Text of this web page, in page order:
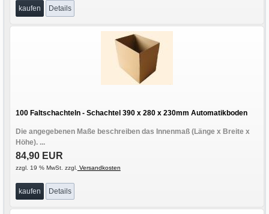
kaufen Details
100 Faltschachteln - Schachtel 390 x 280 x 230mm Automatikboden
Die angegebenen Maße beschreiben das Innenmaß (Länge x Breite x
Höhe). ...
84,90 EUR
zzgl. 19 % MwSt. zzgl. Versandkosten
kaufen Details